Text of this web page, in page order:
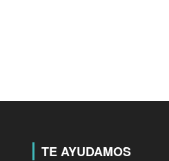
TE AYUDAMOS